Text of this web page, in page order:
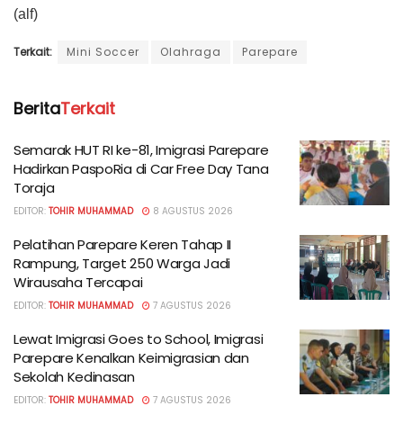
(alf)
Terkait: Mini Soccer Olahraga Parepare
BeritaTerkait
Semarak HUT RI ke-81, Imigrasi Parepare
Hadirkan PaspoRia di Car Free Day Tana
Toraja
EDITOR: TOHIR MUHAMMAD 8 AGUSTUS 2026
Pelatihan Parepare Keren Tahap II
Rampung, Target 250 Warga Jadi
Wirausaha Tercapai
EDITOR: TOHIR MUHAMMAD 7 AGUSTUS 2026
Lewat Imigrasi Goes to School, Imigrasi
Parepare Kenalkan Keimigrasian dan
Sekolah Kedinasan
EDITOR: TOHIR MUHAMMAD 7 AGUSTUS 2026